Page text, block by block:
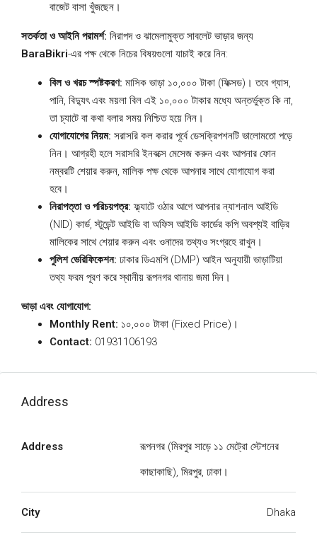
বাজেট বাসা খুঁজছেন।
সতর্কতা ও আইনি পরামর্শ: নিরাপদ ও ঝামেলামুক্ত সাবলেট ভাড়ার জন্য
BaraBikri-এর পক্ষ থেকে নিচের বিষয়গুলো যাচাই করে নিন:
বিল ও খরচ স্পষ্টকরণ: মাসিক ভাড়া ১০,০০০ টাকা (ফিক্সড)। তবে গ্যাস,
পানি, বিদ্যুৎ এবং ময়লা বিল এই ১০,০০০ টাকার মধ্যে অন্তর্ভুক্ত কি না,
তা চ্যাটে বা কথা বলার সময় নিশ্চিত হয়ে নিন।
যোগাযোগের নিয়ম: সরাসরি কল করার পূর্বে ডেসক্রিপশনটি ভালোমতো পড়ে
নিন। আগ্রহী হলে সরাসরি ইনবক্সে মেসেজ করুন এবং আপনার ফোন
নম্বরটি শেয়ার করুন, মালিক পক্ষ থেকে আপনার সাথে যোগাযোগ করা
হবে।
নিরাপত্তা ও পরিচয়পত্র: ফ্ল্যাটে ওঠার আগে আপনার ন্যাশনাল আইডি
(NID) কার্ড, স্টুডেন্ট আইডি বা অফিস আইডি কার্ডের কপি অবশ্যই বাড়ির
মালিকের সাথে শেয়ার করুন এবং ওনাদের তথ্যও সংগ্রহে রাখুন।
পুলিশ ভেরিফিকেশন: ঢাকার ডিএমপি (DMP) আইন অনুযায়ী ভাড়াটিয়া
তথ্য ফরম পূরণ করে স্থানীয় রূপনগর থানায় জমা দিন।
ভাড়া এবং যোগাযোগ:
Monthly Rent: ১০,০০০ টাকা (Fixed Price)।
Contact: 01931106193
Address
Address
রূপনগর (মিরপুর সাড়ে ১১ মেট্রো স্টেশনের
কাছাকাছি), মিরপুর, ঢাকা।
City Dhaka